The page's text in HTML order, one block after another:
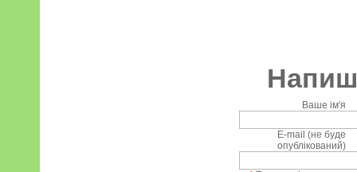
Ваше ім'я
E-mail (не буде
опублікований)